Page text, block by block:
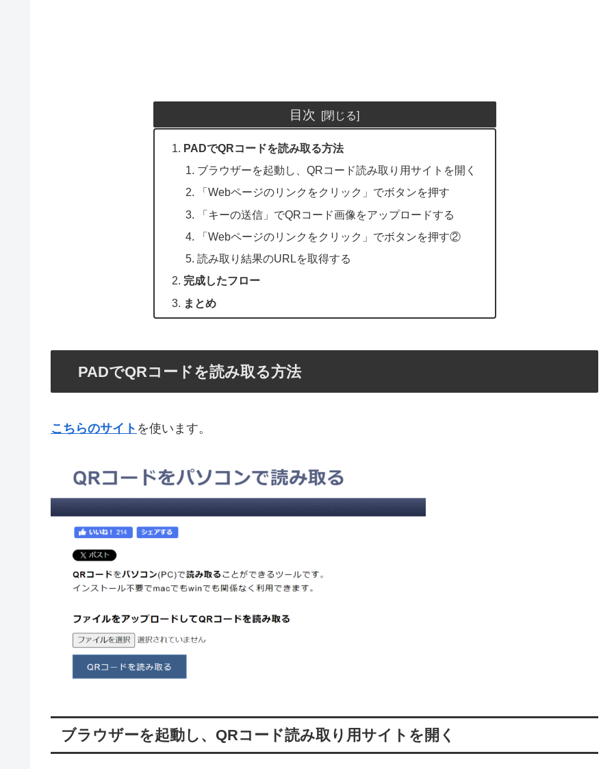
目次
PADでQRコードを読み取る方法
ブラウザーを起動し、QRコード読み取り用サイトを開く
「Webページのリンクをクリック」でボタンを押す
「キーの送信」でQRコード画像をアップロードする
「Webページのリンクをクリック」でボタンを押す②
読み取り結果のURLを取得する
完成したフロー
まとめ
PADでQRコードを読み取る方法
こちらのサイト を使います。
ブラウザーを起動し、QRコード読み取り用サイトを開く